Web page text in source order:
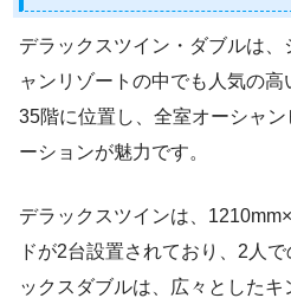
デラックスツイン・ダブルは
ャンリゾートの中でも人気の
35階に位置し、全室オーシャ
ーションが魅力です。
デラックスツインは、
ドが2台設置されており、2人
ックスダブルは、広々とした